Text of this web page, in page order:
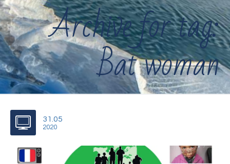
Archive for tag:
Bat woman
31.05
2020